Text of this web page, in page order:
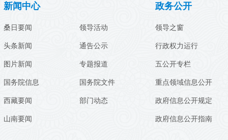
新闻中心
桑日要闻
头条新闻
图片新闻
国务院信息
西藏要闻
山南要闻
领导活动
通告公示
专题报道
国务院文件
部门动态
政务公开
领导之窗
行政权力运行
五公开专栏
重点领域信息公开
政府信息公开规定
政府信息公开指南